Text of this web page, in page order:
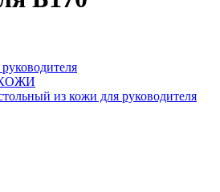
КОЖИ
из кожи для руководителя